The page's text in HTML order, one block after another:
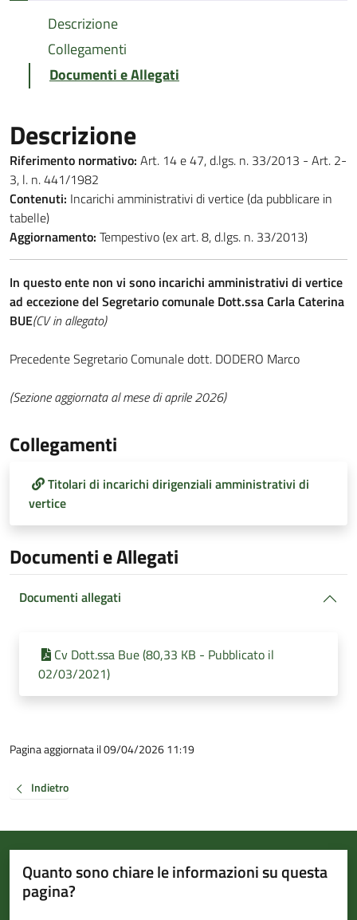
Descrizione
Collegamenti
Documenti e Allegati
Descrizione
Riferimento normativo: Art. 14 e 47, d.lgs. n. 33/2013 - Art. 2-
3, l. n. 441/1982
Contenuti: Incarichi amministrativi di vertice (da pubblicare in
tabelle)
Aggiornamento: Tempestivo (ex art. 8, d.lgs. n. 33/2013)
In questo ente non vi sono incarichi amministrativi di vertice
ad eccezione del Segretario comunale Dott.ssa Carla Caterina
BUE(CV in allegato)
Precedente Segretario Comunale dott. DODERO Marco
(Sezione aggiornata al mese di aprile 2026)
Collegamenti
Titolari di incarichi dirigenziali amministrativi di
vertice
Documenti e Allegati
Documenti allegati
Cv Dott.ssa Bue (80,33 KB - Pubblicato il
02/03/2021)
Pagina aggiornata il 09/04/2026 11:19
Indietro
Quanto sono chiare le informazioni su questa
pagina?